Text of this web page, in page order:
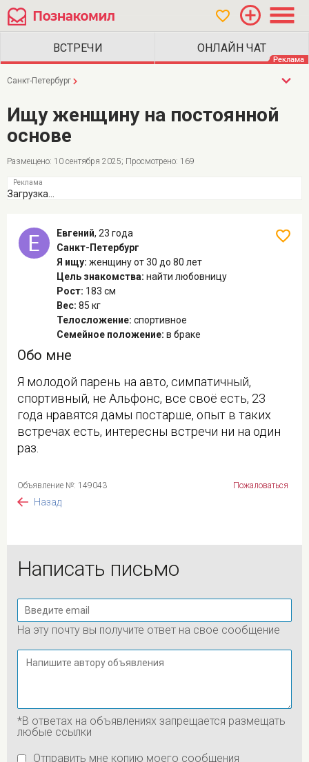
Санкт-Петербург
Ищу женщину на постоянной
основе
Размещено: 10 сентября 2025; Просмотрено: 169
Загрузка...
Евгений, 23 года
Санкт-Петербург
Я ищу: женщинуот 30 до 80 лет
Цель знакомства: найти любовницу
Рост: 183 см
Вес: 85 кг
Телосложение: спортивное
Семейное положение: в браке
Обо мне
Я молодой парень на авто, симпатичный,
спортивный, не Альфонс, все своё есть, 23
года нравятся дамы постарше, опыт в таких
встречах есть, интересны встречи ни на один
раз.
Объявление №: 149043 Пожаловаться
Назад
Написать письмо
На эту почту вы получите ответ на свое сообщение
*В ответах на объявлениях запрещается размещать
любые ссылки
Отправить мне копию моего сообщения